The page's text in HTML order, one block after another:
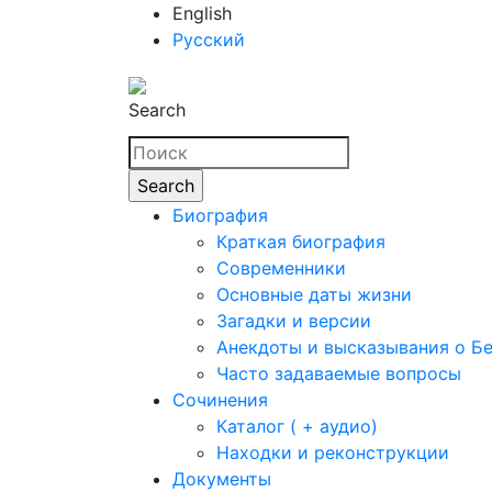
English
Русский
Search
Биография
Краткая биография
Современники
Основные даты жизни
Загадки и версии
Анекдоты и высказывания о
Часто задаваемые вопросы
Сочинения
Каталог ( + аудио)
Находки и реконструкции
Документы